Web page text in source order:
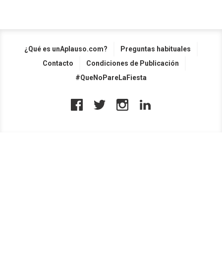
¿Qué es unAplauso.com?
Preguntas habituales
Contacto
Condiciones de Publicación
#QueNoPareLaFiesta